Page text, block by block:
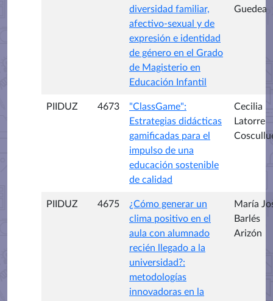
diversidad familiar,
afectivo-sexual y de
expresión e identidad
de género en el Grado
de Magisterio en
Educación Infantil
Guedea
PIIDUZ 4673
"ClassGame":
Estrategias didácticas
gamificadas para el
impulso de una
educación sostenible
de calidad
Cecilia
Latorre
PIIDUZ 4675
¿Cómo generar un
clima positivo en el
aula con alumnado
recién llegado a la
universidad?:
metodologías
innovadoras en la
María
Barlés
Arizón